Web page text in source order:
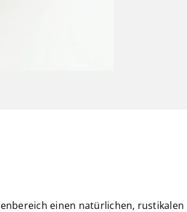
einen natürlichen, rustikalen